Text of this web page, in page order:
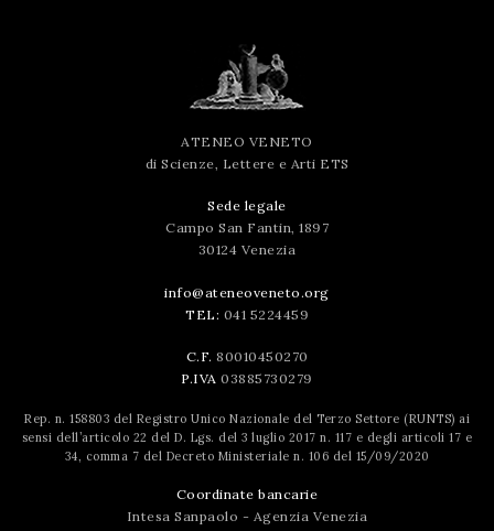
ATENEO VENETO
di Scienze, Lettere e Arti ETS
Sede legale
Campo San Fantin, 1897
30124 Venezia
info@ateneoveneto.org
TEL: 041 5224459
C.F. 80010450270
P.IVA 03885730279
Rep. n. 158803 del Registro Unico Nazionale del Terzo Settore (RUNTS) ai
sensi dell’articolo 22 del D. Lgs. del 3 luglio 2017 n. 117 e degli articoli 17 e
34, comma 7 del Decreto Ministeriale n. 106 del 15/09/2020
Coordinate bancarie
Intesa Sanpaolo - Agenzia Venezia